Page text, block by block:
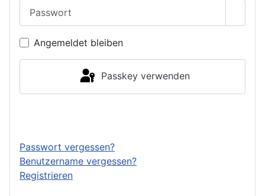
Angemeldet bleiben
Passkey verwenden
Passwort vergessen?
Benutzername vergessen?
Registrieren